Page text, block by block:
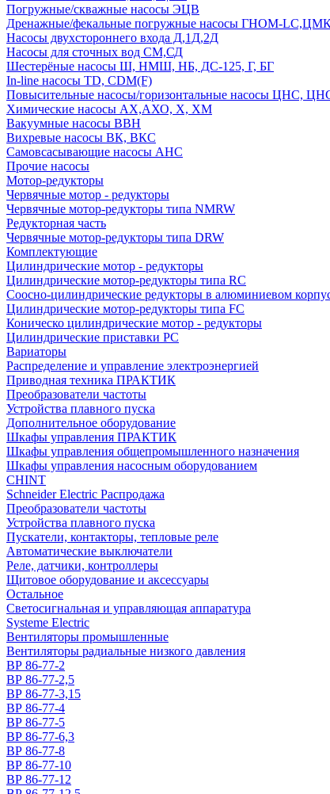
Погружные/скважные насосы ЭЦВ
Дренажные/фекальные погружные насосы ГНОМ-
Насосы двухстороннего входа Д,1Д,2Д
Насосы для сточных вод СМ,СД
Шестерёные насосы Ш, НМШ, НБ, ДС-125, Г, БГ
In-line насосы TD, CDM(F)
Повысительные насосы/горизонтальные насосы ЦНС,
Химические насосы АХ,АХО, Х, ХМ
Вакуумные насосы ВВН
Вихревые насосы ВК, ВКС
Самовсасывающие насосы АНС
Прочие насосы
Мотор-редукторы
Червячные мотор - редукторы
Червячные мотор-редукторы типа NMRW
Редукторная часть
Червячные мотор-редукторы типа DRW
Комплектующие
Цилиндрические мотор - редукторы
Цилиндрические мотор-редукторы типа RC
Соосно-цилиндрические редукторы в алюминиевом
Цилиндрические мотор-редукторы типа FC
Коническо цилиндрические мотор - редукторы
Цилиндрические приставки PC
Вариаторы
Распределение и управление электроэнергией
Приводная техника ПРАКТИК
Преобразователи частоты
Устройства плавного пуска
Дополнительное оборудование
Шкафы управления ПРАКТИК
Шкафы управления общепромышленного назначения
Шкафы управления насосным оборудованием
CHINT
Schneider Electric Распродажа
Преобразователи частоты
Устройства плавного пуска
Пускатели, контакторы, тепловые реле
Автоматические выключатели
Реле, датчики, контроллеры
Щитовое оборудование и аксессуары
Остальное
Светосигнальная и управляющая аппаратура
Systeme Electric
Вентиляторы промышленные
Вентиляторы радиальные низкого давления
ВР 86-77-2
ВР 86-77-2,5
ВР 86-77-3,15
ВР 86-77-4
ВР 86-77-5
ВР 86-77-6,3
ВР 86-77-8
ВР 86-77-10
ВР 86-77-12